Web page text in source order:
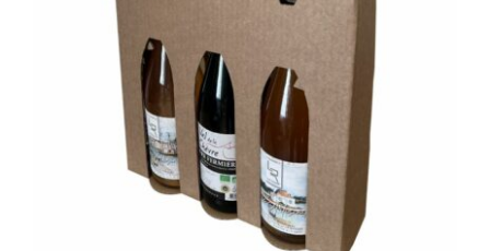
AJOUTER AU PANIER
DÉTAILS